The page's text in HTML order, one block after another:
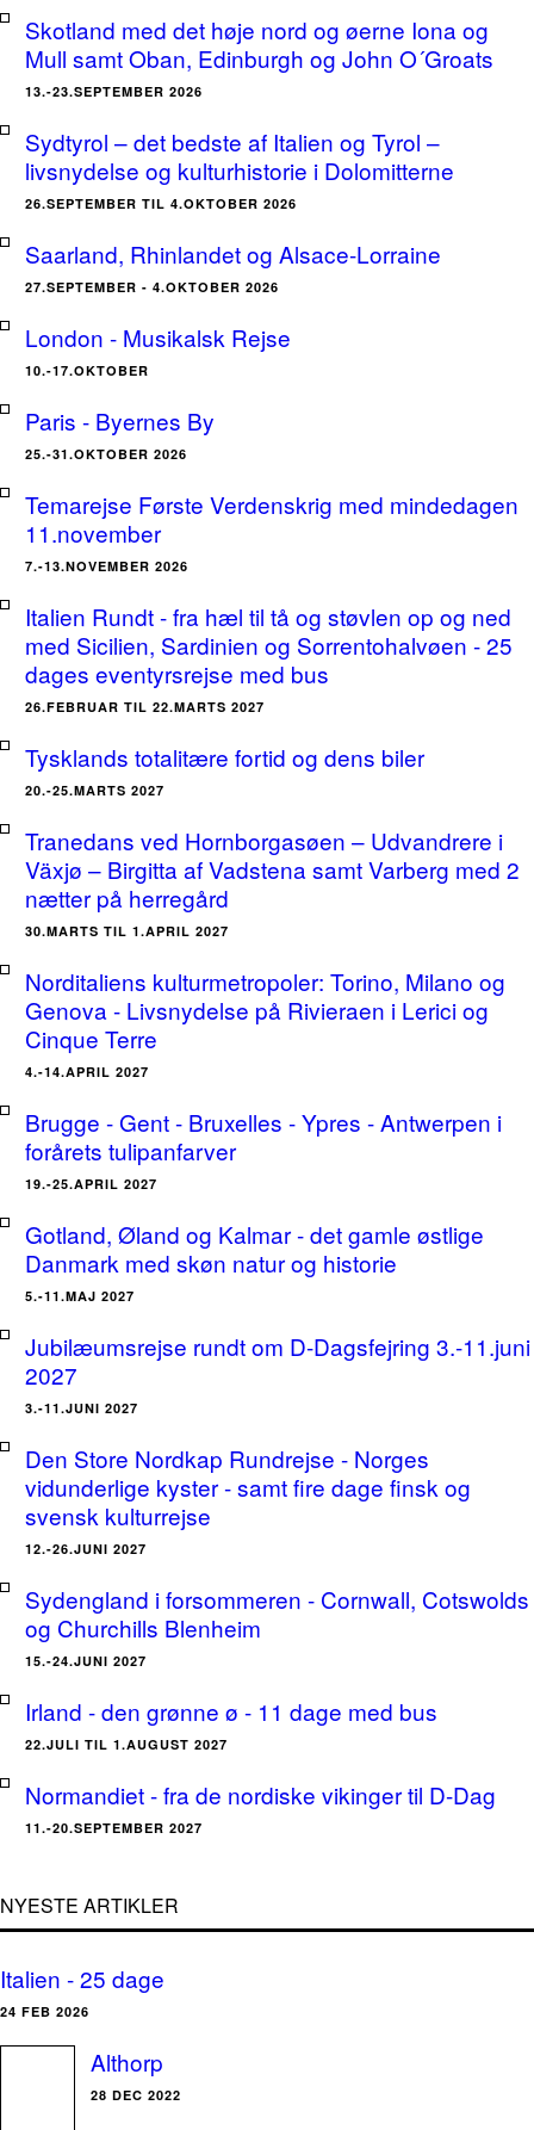
Skotland med det høje nord og øerne Iona og
Mull samt Oban, Edinburgh og John O´Groats
13.-23.SEPTEMBER 2026
Sydtyrol – det bedste af Italien og Tyrol –
livsnydelse og kulturhistorie i Dolomitterne
26.SEPTEMBER TIL 4.OKTOBER 2026
Saarland, Rhinlandet og Alsace-Lorraine
27.SEPTEMBER - 4.OKTOBER 2026
London - Musikalsk Rejse
10.-17.OKTOBER
Paris - Byernes By
25.-31.OKTOBER 2026
Temarejse Første Verdenskrig med mindedagen
11.november
7.-13.NOVEMBER 2026
Italien Rundt - fra hæl til tå og støvlen op og ned
med Sicilien, Sardinien og Sorrentohalvøen - 25
dages eventyrsrejse med bus
26.FEBRUAR TIL 22.MARTS 2027
Tysklands totalitære fortid og dens biler
20.-25.MARTS 2027
Tranedans ved Hornborgasøen – Udvandrere i
Växjø – Birgitta af Vadstena samt Varberg med 2
nætter på herregård
30.MARTS TIL 1.APRIL 2027
Norditaliens kulturmetropoler: Torino, Milano og
Genova - Livsnydelse på Rivieraen i Lerici og
Cinque Terre
4.-14.APRIL 2027
Brugge - Gent - Bruxelles - Ypres - Antwerpen i
forårets tulipanfarver
19.-25.APRIL 2027
Gotland, Øland og Kalmar - det gamle østlige
Danmark med skøn natur og historie
5.-11.MAJ 2027
Jubilæumsrejse rundt om D-Dagsfejring 3.-11.juni
2027
3.-11.JUNI 2027
Den Store Nordkap Rundrejse - Norges
vidunderlige kyster - samt fire dage finsk og
svensk kulturrejse
12.-26.JUNI 2027
Sydengland i forsommeren - Cornwall, Cotswolds
og Churchills Blenheim
15.-24.JUNI 2027
Irland - den grønne ø - 11 dage med bus
22.JULI TIL 1.AUGUST 2027
Normandiet - fra de nordiske vikinger til D-Dag
11.-20.SEPTEMBER 2027
NYESTE ARTIKLER
Italien - 25 dage
24 FEB 2026
Althorp
28 DEC 2022